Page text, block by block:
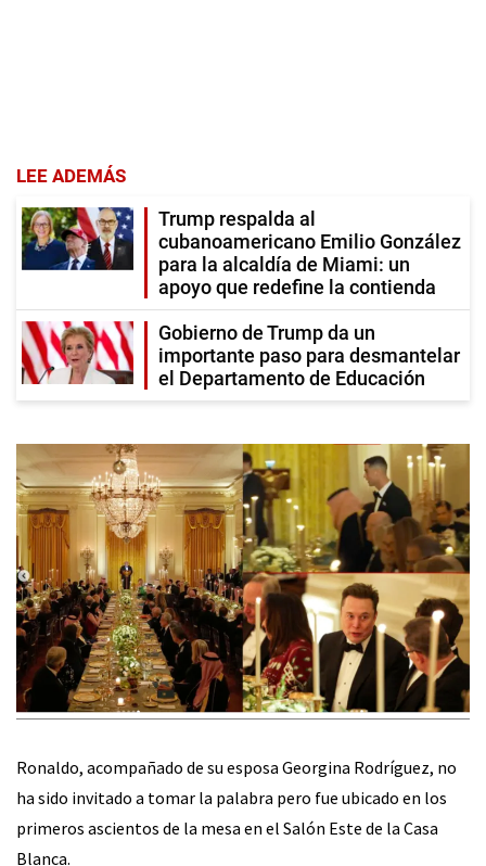
LEE ADEMÁS
Trump respalda al
cubanoamericano Emilio González
para la alcaldía de Miami: un
apoyo que redefine la contienda
Gobierno de Trump da un
importante paso para desmantelar
el Departamento de Educación
Ronaldo, acompañado de su esposa Georgina Rodríguez, no
ha sido invitado a tomar la palabra pero fue ubicado en los
primeros ascientos de la mesa en el Salón Este de la Casa
Blanca.